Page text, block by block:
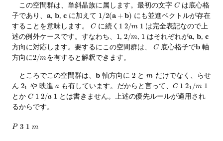
この空間群は、単斜晶族に属します。最初の文字 Cは底心格
子であり、 a, b, cに加えて 1/2(a +b) にも並進ベクトルが存在
することを意味します。
Cに続く 1 2/m 1は完全表記なので上
述の例外ケースです。すなわち、
1, 2/m, 1 はそれぞれがa,b,c
方向に対応します。要するにこの空間群は、 C底心格子でb軸
方向に2/mを有すると解釈できます。
ところでこの空間群は、 b軸方向に 2と m だけでなく、らせ
ん 21 や 映進 aも有しています。だからと言って、 C 1 21 /m 1
とか C 1 2/a 1とは書きません。上述の優先ルールが適用され
るからです。
P 3 1 m